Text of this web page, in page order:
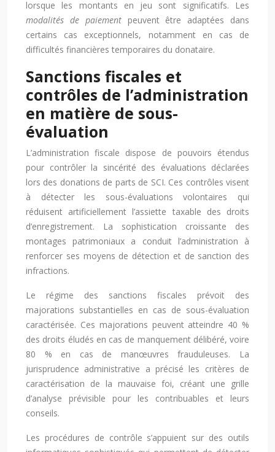
lorsque les montants en jeu sont significatifs. Les
modalités de paiementpeuvent être adaptées dans
certains cas exceptionnels, notamment en cas de
difficultés financières temporaires du donataire.
Sanctions fiscales et
contrôles de l’administration
en matière de sous-
évaluation
L’administration fiscale dispose de pouvoirs étendus
pour contrôler la sincérité des évaluations déclarées
lors des donations de parts de SCI. Ces contrôles visent
à détecter les sous-évaluations volontaires qui
réduisent artificiellement l’assiette taxable des droits
d’enregistrement. La sophistication croissante des
montages patrimoniaux a conduit l’administration à
renforcer ses moyens de détection et de sanction des
infractions.
Le régime des sanctions fiscales prévoit des
majorations substantielles en cas de sous-évaluation
caractérisée. Ces majorations peuvent atteindre 40 %
des droits éludés en cas de manquement délibéré, voire
80 % en cas de manœuvres frauduleuses. La
jurisprudence administrative a précisé les critères de
caractérisation de la mauvaise foi, créant une grille
d’analyse prévisible pour les contribuables et leurs
conseils.
Les procédures de contrôle s’appuient sur des outils